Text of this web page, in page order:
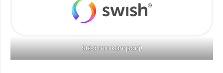
Stöd min kampanj!